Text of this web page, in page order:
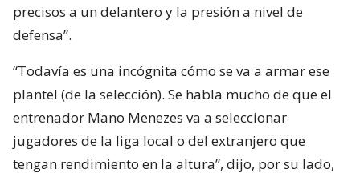
precisos a un delantero y la presión a nivel de
defensa”.
“Todavía es una incógnita cómo se va a armar ese
plantel (de la selección). Se habla mucho de que el
entrenador Mano Menezes va a seleccionar
jugadores de la liga local o del extranjero que
tengan rendimiento en la altura”, dijo, por su lado,